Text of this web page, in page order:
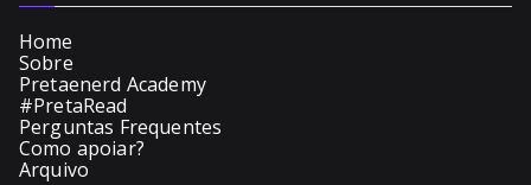
Home
Sobre
Pretaenerd Academy
#PretaRead
Perguntas Frequentes
Como apoiar?
Arquivo